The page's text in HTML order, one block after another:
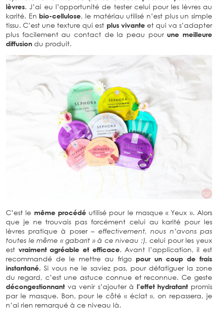
lèvres. J’ai eu l’opportunité de tester celui pour les lèvres au
karité. En bio-cellulose, le matériau utilisé n’est plus un simple
tissu. C’est une texture qui est plus vivanteet qui va s’adapter
plus facilement au contact de la peau pour une meilleure
diffusion du produit.
C’est le même procédéutilisé pour le masque « Yeux ». Alors
que je ne trouvais pas forcément celui au karité pour les
lèvres pratique à poser – effectivement, nous n’avons pas
toutes le même « gabarit » à ce niveau ;), celui pour les yeux
est vraiment agréable et efficace. Avant l’application, il est
recommandé de le mettre au frigo pour un coup de frais
instantané. Si vous ne le saviez pas, pour défatiguer la zone
du regard, c’est une astuce connue et reconnue. Ce geste
décongestionnantva venir s’ajouter à l’effet hydratantpromis
par le masque. Bon, pour le côté « éclat », on repassera, je
n’ai rien remarqué à ce niveau là.